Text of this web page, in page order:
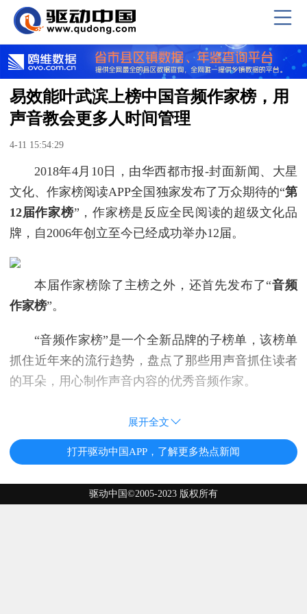
易效能叶武滨上榜中国音频作家榜，用
声音教会更多人时间管理
4-11 15:54:29
2018年4月10日，由华西都市报-封面新闻、大星
文化、作家榜阅读APP全国独家发布了万众期待的“第
12届作家榜”，作家榜是反应全民阅读的超级文化品
牌，自2006年创立至今已经成功举办12届。
本届作家榜除了主榜之外，还首先发布了“音频
作家榜”。
“音频作家榜”是一个全新品牌的子榜单，该榜单
抓住近年来的流行趋势，盘点了那些用声音抓住读者
的耳朵，用心制作声音内容的优秀音频作家。
展开全文
打开驱动中国APP，了解更多热点新闻
驱动中国©2005-2023 版权所有